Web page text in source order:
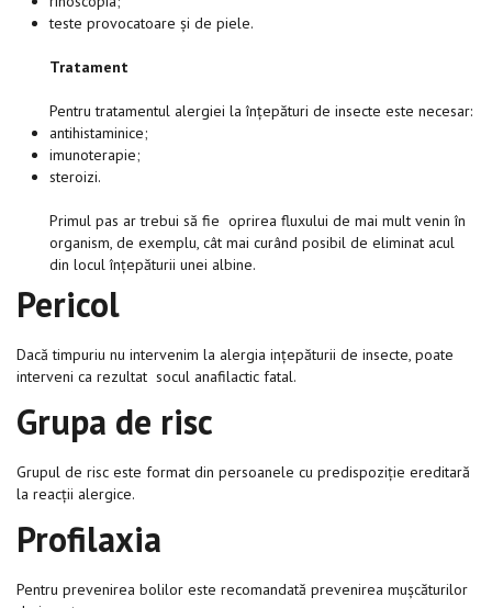
teste provocatoare și de piele.
Tratament
Pentru tratamentul alergiei la înțepături de insecte este necesar:
antihistaminice;
imunoterapie;
steroizi.
Primul pas ar trebui să fie oprirea fluxului de mai mult venin în
organism, de exemplu, cât mai curând posibil de eliminat acul
din locul înțepăturii unei albine.
Pericol
Dacă timpuriu nu intervenim la alergia ințepăturii de insecte, poate
interveni ca rezultat socul anafilactic fatal.
Grupa de risc
Grupul de risc este format din persoanele cu predispoziție ereditară
la reacții alergice.
Profilaxia
Pentru prevenirea bolilor este recomandată prevenirea mușcăturilor